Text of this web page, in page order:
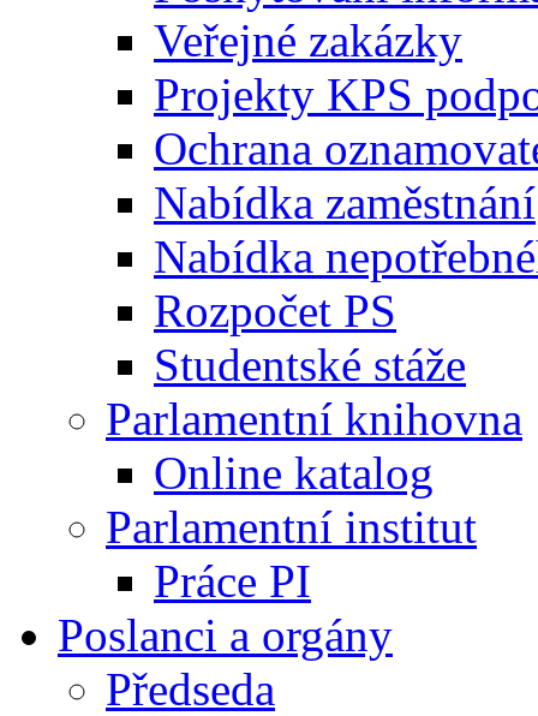
Veřejné zakázky
Projekty KPS
Ochrana
Nabídka zaměstnání
Nabídka
Rozpočet PS
Studentské stáže
Parlamentní knihovna
Online katalog
Parlamentní institut
Práce PI
Poslanci a orgány
Předseda